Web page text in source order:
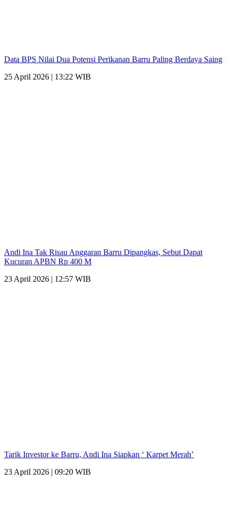
Data BPS Nilai Dua Potensi Perikanan Barru Paling Berdaya Saing
25 April 2026 | 13:22 WIB
Andi Ina Tak Risau Anggaran Barru Dipangkas, Sebut Dapat
Kucuran APBN Rp 400 M
23 April 2026 | 12:57 WIB
Tarik Investor ke Barru, Andi Ina Siapkan ‘ Karpet Merah’
23 April 2026 | 09:20 WIB